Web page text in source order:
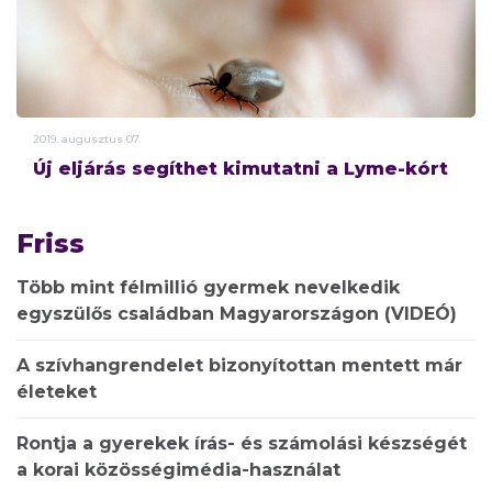
2019. augusztus 07.
Új eljárás segíthet kimutatni a Lyme-kórt
Friss
Több mint félmillió gyermek nevelkedik
egyszülős családban Magyarországon (VIDEÓ)
A szívhangrendelet bizonyítottan mentett már
életeket
Rontja a gyerekek írás- és számolási készségét
a korai közösségimédia-használat